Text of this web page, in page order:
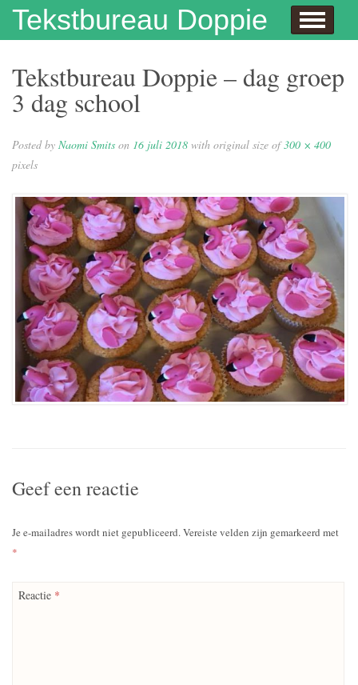
Tekstbureau Doppie
Hallo
Dit doe ik!
Dit doe ik ook!
Enthousiaste opdrachtgevers
Over mij
Publicaties
Wie niet leest is gek
Juf Naomi klapt uit de school
Eh…juf, hoe krijg je eigenlijk kinderen?
Columns
In de media
Contact
Privacybeleid
Tekstbureau Doppie – dag groep
3 dag school
Posted by Naomi Smits on 16 juli 2018 with original size of300 × 400
pixels
Geef een reactie
Je e-mailadres wordt niet gepubliceerd.Vereiste velden zijn gemarkeerd met
*
Reactie *